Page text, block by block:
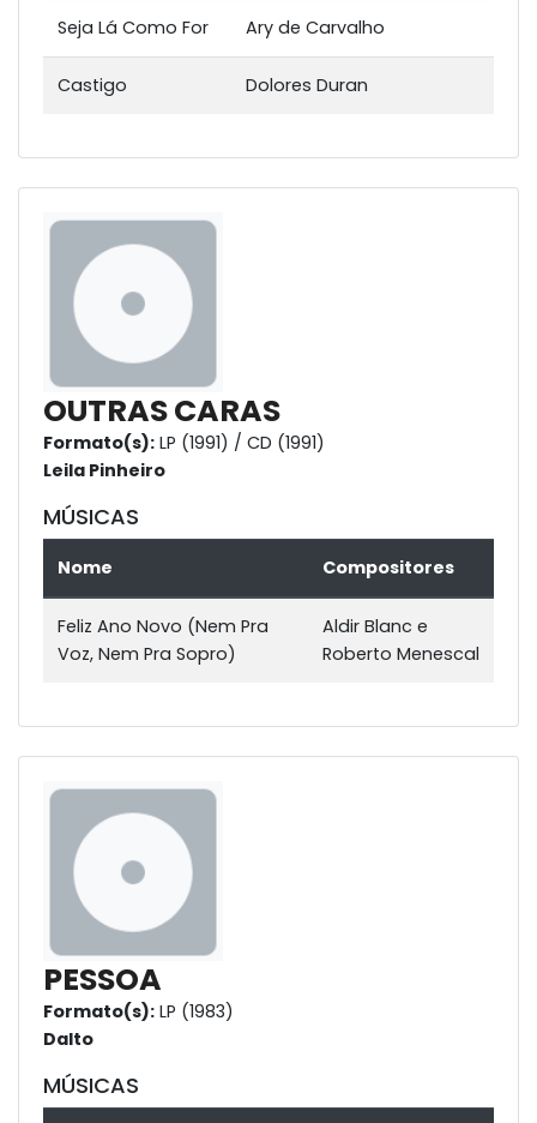
Seja Lá Como For Ary de Carvalho
Castigo Dolores Duran
OUTRAS CARAS
Formato(s): LP (1991) / CD (1991)
Leila Pinheiro
MÚSICAS
Nome Compositores
Feliz Ano Novo (Nem Pra
Voz, Nem Pra Sopro)
Aldir Blanc e
Roberto Menescal
PESSOA
Formato(s): LP (1983)
Dalto
MÚSICAS